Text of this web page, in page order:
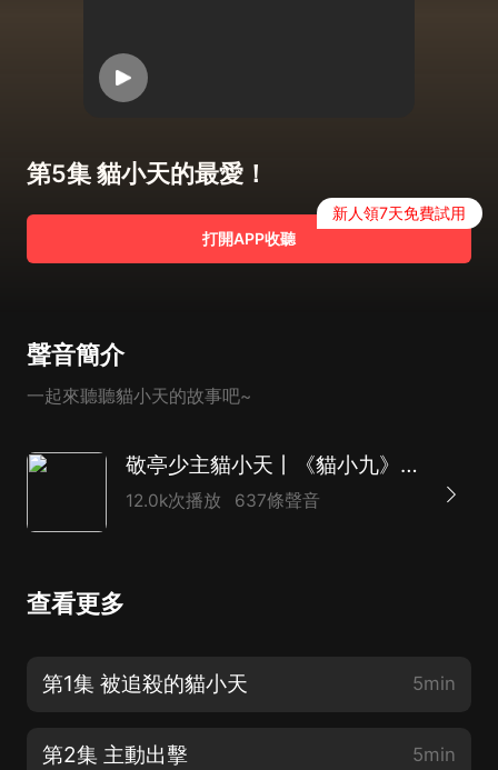
第5集 貓小天的最愛！
打開APP收聽
新人領7天免費試用
聲音簡介
一起來聽聽貓小天的故事吧~
敬亭少主貓小天丨《貓小九》番外丨奇喵宇宙
12.0k次播放 637條聲音
查看更多
第1集 被追殺的貓小天 5min
第2集 主動出擊 5min